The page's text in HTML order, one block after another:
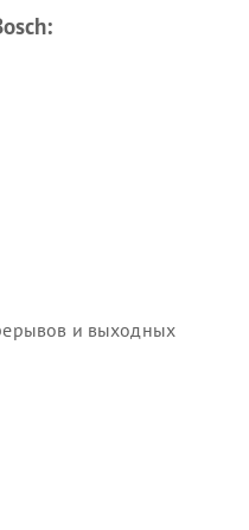
и выходных